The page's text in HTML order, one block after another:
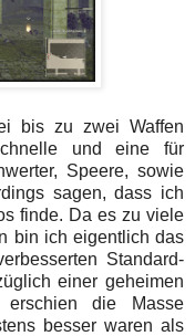
bis zu zwei Waffen
und eine für
Speere, sowie
sagen, dass ich
finde. Da es zu viele
bin ich eigentlich das
Standard-
einer geheimen
erschien die Masse
besser waren als